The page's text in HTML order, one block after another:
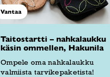
Vantaa
Taitostartti – nahkalaukku
käsin ommellen, Hakunila
Ompele oma nahkalaukku
valmiista tarvikepaketista!